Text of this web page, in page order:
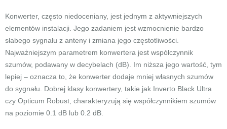
Konwerter, często niedoceniany, jest jednym z aktywniejszych
elementów instalacji. Jego zadaniem jest wzmocnienie bardzo
słabego sygnału z anteny i zmiana jego częstotliwości.
Najważniejszym parametrem konwertera jest współczynnik
szumów, podawany w decybelach (dB). Im niższa jego wartość, tym
lepiej – oznacza to, że konwerter dodaje mniej własnych szumów
do sygnału. Dobrej klasy konwertery, takie jak Inverto Black Ultra
czy Opticum Robust, charakteryzują się współczynnikiem szumów
na poziomie 0.1 dB lub 0.2 dB.